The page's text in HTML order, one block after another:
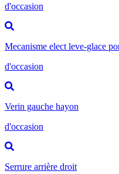
d'occasion
Mecanisme elect leve-glace
d'occasion
Verin gauche hayon
d'occasion
Serrure arrière droit